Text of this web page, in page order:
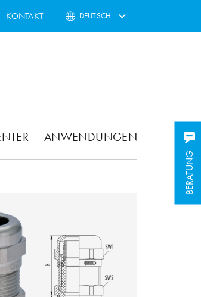
KONTAKT DEUTSCH
ANWENDUNGEN
BERATUNG